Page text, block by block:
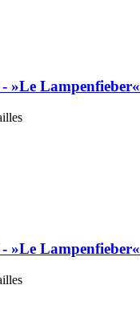
»Le Lampenfieber«
»Le Lampenfieber«